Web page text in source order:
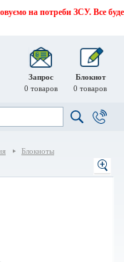
на потреби ЗСУ. Все буде
Запрос
0 товаров
Блокнот
0 товаров
Блокноты